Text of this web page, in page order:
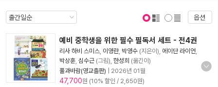
옵션
예비 중학생을 위한 필수 필독서 세트 - 전4권
리사 하비 스미스 이영란, 박영수 (지은이), 에이단 라이언
박상훈 심수근 (그림), 한성희 (옮긴이)
풀과바람(영교출판)
2026년 01월
47,700원 (10% 할인 / 2,650원)